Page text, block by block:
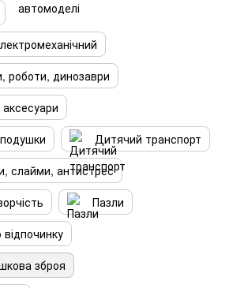
роботи, динозаври
подушки
Дитячий транспорт
слайми, антистрес
Пазли
зброя